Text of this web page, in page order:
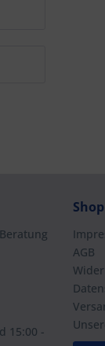
15:00 -
AGB